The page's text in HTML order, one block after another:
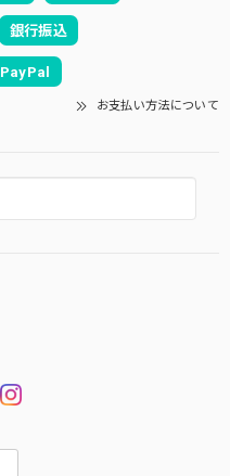
銀行振込
PayPal
お支払い方法について